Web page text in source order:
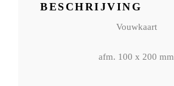
BESCHRIJVING
Vouwkaart
afm. 100 x 200 mm